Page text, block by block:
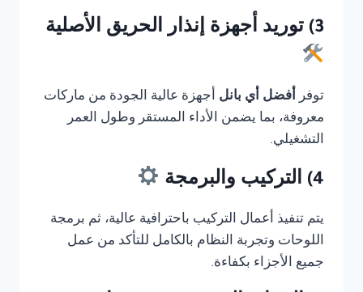
3) توريد أجهزة إنذار الحريق الأصلية
توفر أفضل أي بانل أجهزة عالية الجودة من ماركات
معروفة، بما يضمن الأداء المستقر وطول العمر
التشغيلي.
4) التركيب والبرمجة
يتم تنفيذ أعمال التركيب باحترافية عالية، ثم برمجة
اللوحات وتجربة النظام بالكامل للتأكد من عمل
جميع الأجزاء بكفاءة.